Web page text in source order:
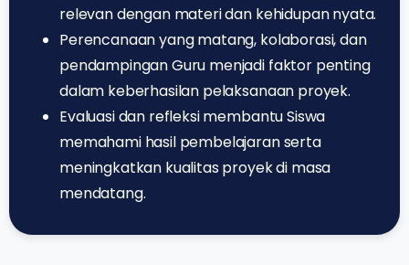
relevan dengan materi dan kehidupan nyata.
Perencanaan yang matang, kolaborasi, dan
pendampingan Guru menjadi faktor penting
dalam keberhasilan pelaksanaan proyek.
Evaluasi dan refleksi membantu Siswa
memahami hasil pembelajaran serta
meningkatkan kualitas proyek di masa
mendatang.